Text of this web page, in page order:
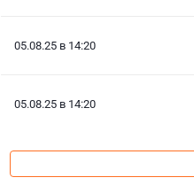
05.08.25 в 14:20
05.08.25 в 14:20